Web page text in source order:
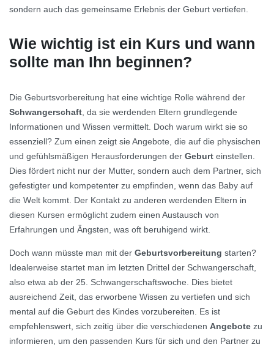
sondern auch das gemeinsame Erlebnis der Geburt vertiefen.
Wie wichtig ist ein Kurs und wann
sollte man Ihn beginnen?
Die Geburtsvorbereitung hat eine wichtige Rolle während der
Schwangerschaft, da sie werdenden Eltern grundlegende
Informationen und Wissen vermittelt. Doch warum wirkt sie so
essenziell? Zum einen zeigt sie Angebote, die auf die physischen
und gefühlsmäßigen Herausforderungen der Geburt einstellen.
Dies fördert nicht nur der Mutter, sondern auch dem Partner, sich
gefestigter und kompetenter zu empfinden, wenn das Baby auf
die Welt kommt. Der Kontakt zu anderen werdenden Eltern in
diesen Kursen ermöglicht zudem einen Austausch von
Erfahrungen und Ängsten, was oft beruhigend wirkt.
Doch wann müsste man mit der Geburtsvorbereitung starten?
Idealerweise startet man im letzten Drittel der Schwangerschaft,
also etwa ab der 25. Schwangerschaftswoche. Dies bietet
ausreichend Zeit, das erworbene Wissen zu vertiefen und sich
mental auf die Geburt des Kindes vorzubereiten. Es ist
empfehlenswert, sich zeitig über die verschiedenen Angebote zu
informieren, um den passenden Kurs für sich und den Partner zu